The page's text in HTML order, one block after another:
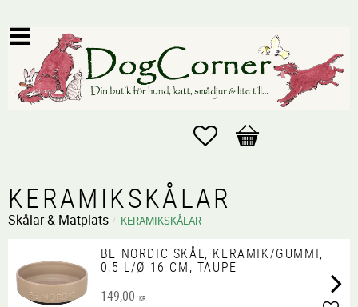
Favoriter
Kundvagn
KERAMIKSKÅLAR
Skålar & Matplats KERAMIKSKÅLAR
BE NORDIC SKÅL, KERAMIK/GUMMI,
0,5 L/Ø 16 CM, TAUPE
149,00 KR